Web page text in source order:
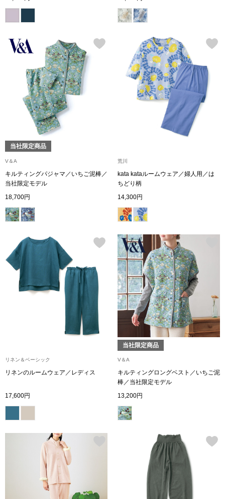
チュニック
ボトムス
スカート
パンツ／スラ
その他
ルーム･アン
ルームウェア
アンダーウェア
トートバッグ
ハンドバッグ
ショルダーバ
当社限定商品
V＆A
キルティングパジャマ／いちご泥棒／
当社限定モデル
18,700円
荒川
kata kataルームウェア／婦人用／は
ちどり柄
14,300円
リネン＆ベーシック
リネンのルームウェア／レディス
17,600円
当社限定商品
V＆A
キルティングロングベスト／いちご泥
棒／当社限定モデル
13,200円